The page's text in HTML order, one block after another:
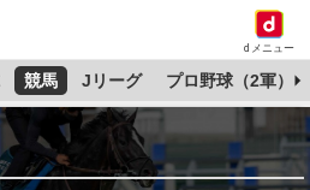
dメニュー
競馬 Jリーグ プロ野球（2軍）